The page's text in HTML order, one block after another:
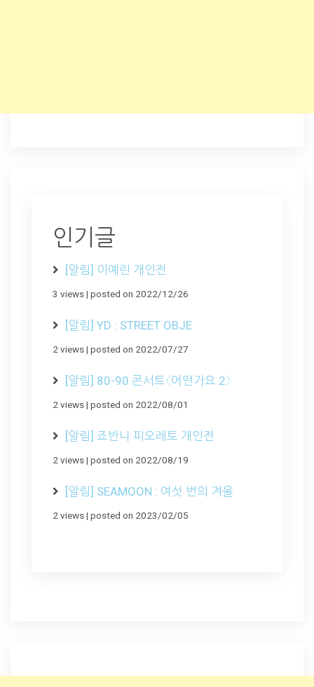
인기글
[알림] 이예린 개인전
3 views| posted on 2022/12/26
[알림] YD : STREET OBJE
2 views| posted on 2022/07/27
[알림] 80-90 콘서트〈어떤가요 2〉
2 views| posted on 2022/08/01
[알림] 죠반니 피오레토 개인전
2 views| posted on 2022/08/19
[알림] SEAMOON : 여섯 번의 겨울
2 views| posted on 2023/02/05